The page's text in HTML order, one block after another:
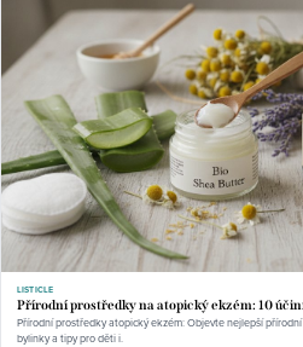
LISTICLE
Přírodní prostředky na atopický ekzém: 10
Přírodní prostředky atopický ekzém: Objevte nejlepší
bylinky a tipy pro děti i.